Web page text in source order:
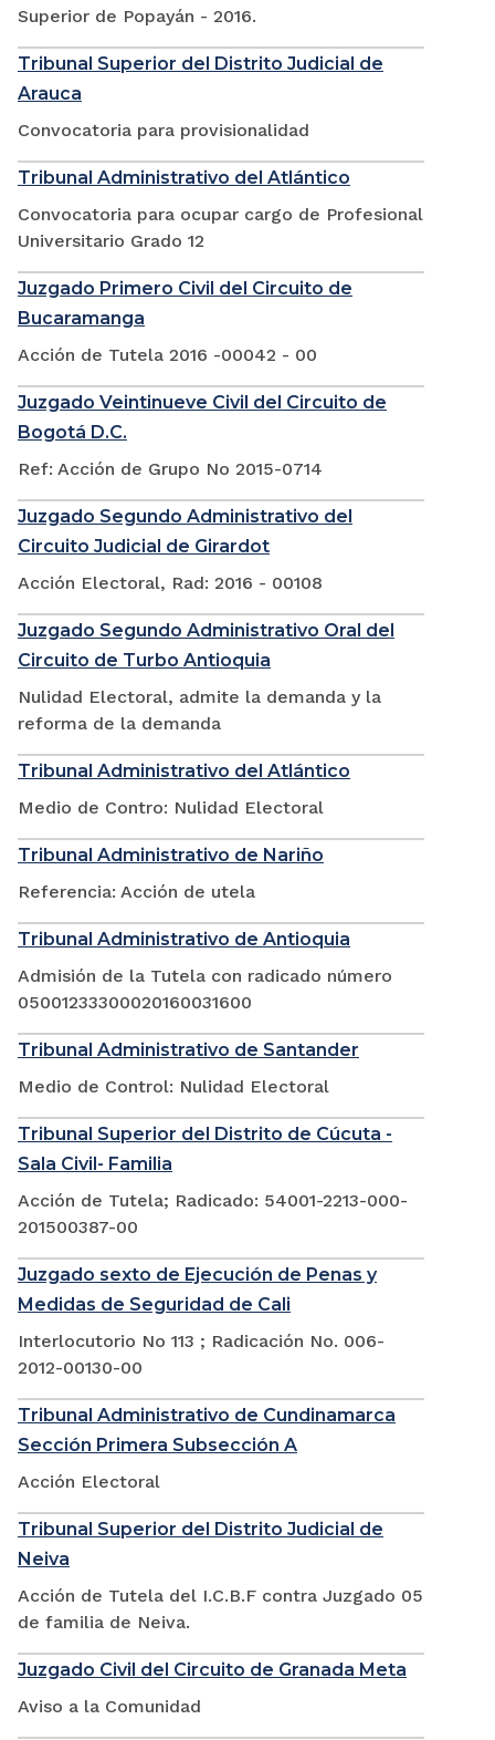
Superior de Popayán - 2016.
Tribunal Superior del Distrito Judicial de
Arauca
Convocatoria para provisionalidad
Tribunal Administrativo del Atlántico
Convocatoria para ocupar cargo de Profesional
Universitario Grado 12
Juzgado Primero Civil del Circuito de
Bucaramanga
Acción de Tutela 2016 -00042 - 00
Juzgado Veintinueve Civil del Circuito de
Bogotá D.C.
Ref: Acción de Grupo No 2015-0714
Juzgado Segundo Administrativo del
Circuito Judicial de Girardot
Acción Electoral, Rad: 2016 - 00108
Juzgado Segundo Administrativo Oral del
Circuito de Turbo Antioquia
Nulidad Electoral, admite la demanda y la
reforma de la demanda
Tribunal Administrativo del Atlántico
Medio de Contro: Nulidad Electoral
Tribunal Administrativo de Nariño
Referencia: Acción de utela
Tribunal Administrativo de Antioquia
Admisión de la Tutela con radicado número
05001233300020160031600
Tribunal Administrativo de Santander
Medio de Control: Nulidad Electoral
Tribunal Superior del Distrito de Cúcuta -
Sala Civil- Familia
Acción de Tutela; Radicado: 54001-2213-000-
201500387-00
Juzgado sexto de Ejecución de Penas y
Medidas de Seguridad de Cali
Interlocutorio No 113 ; Radicación No. 006-
2012-00130-00
Tribunal Administrativo de Cundinamarca
Sección Primera Subsección A
Acción Electoral
Tribunal Superior del Distrito Judicial de
Neiva
Acción de Tutela del I.C.B.F contra Juzgado 05
de familia de Neiva.
Juzgado Civil del Circuito de Granada Meta
Aviso a la Comunidad